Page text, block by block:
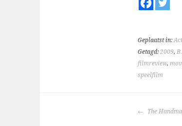
Geplaatst in:
Getagd: 2009,
filmreview,
speelfilm
The